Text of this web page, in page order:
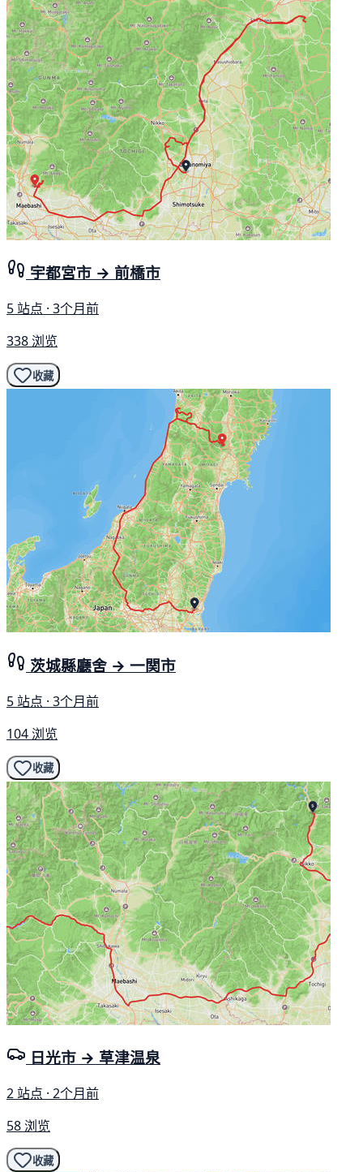
宇都宮市 → 前橋市
5 站点 · 3个月前
338 浏览
收藏
茨城縣廳舍 → 一関市
5 站点 · 3个月前
104 浏览
收藏
日光市 → 草津温泉
2 站点 · 2个月前
58 浏览
收藏